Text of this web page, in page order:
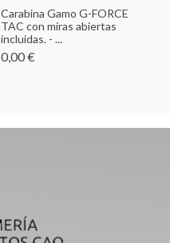
Carabina Gamo G-FORCE
TAC con miras abiertas
incluidas. - ...
0,00 €